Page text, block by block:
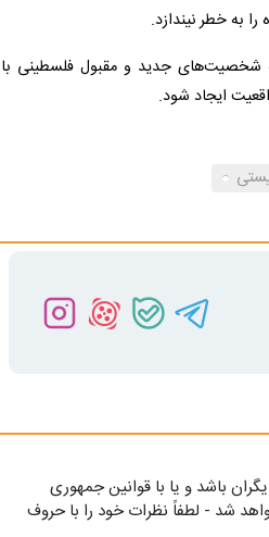
به خطر نیندازد.
به شخصیت‌های جدید و مقبول فلسطینی با
ایجاد شود.
باشد و یا با قوانین جمهوری
شد - لطفاً نظرات خود را با حروف